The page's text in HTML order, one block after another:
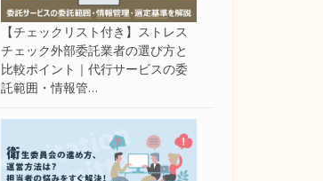
【チェックリスト付き】ストレス
チェック外部委託業者の選び方と
比較ポイント｜代行サービスの委
託範囲・情報管…